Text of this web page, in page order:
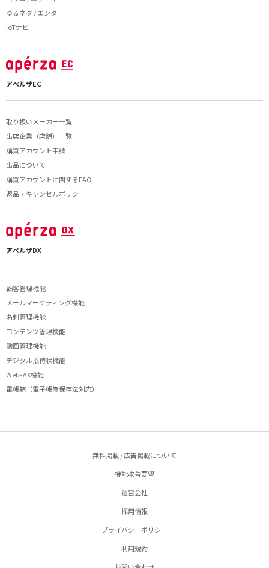
ゆるネタ / エンタ
IoTナビ
アペルザEC
取り扱いメーカー一覧
出店企業（店舗）一覧
購買アカウント申請
出品について
購買アカウントに関するFAQ
返品・キャンセルポリシー
アペルザDX
顧客管理機能
メールマーケティング機能
名刺管理機能
コンテンツ管理機能
動画管理機能
デジタル招待状機能
WebFAX機能
電帳箱（電子帳簿保存法対応）
無料掲載 / 広告掲載について
機能改善要望
運営会社
採用情報
プライバシーポリシー
利用規約